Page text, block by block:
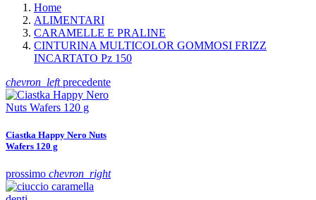
Home
ALIMENTARI
CARAMELLE E PRALINE
CINTURINA MULTICOLOR GOMMOSI FRIZZ
INCARTATO Pz 150
chevron_leftprecedente
Ciastka Happy Nero Nuts
Wafers 120 g
prossimo chevron_right